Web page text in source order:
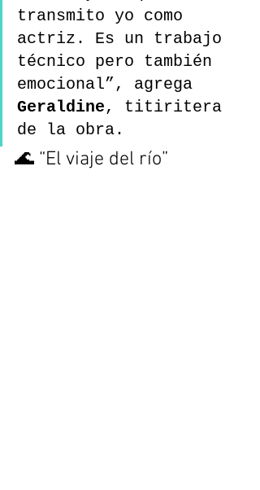
transmito yo como
actriz. Es un trabajo
técnico pero también
emocional”, agrega
Geraldine, titiritera
de la obra.
🌊 “El viaje del río”